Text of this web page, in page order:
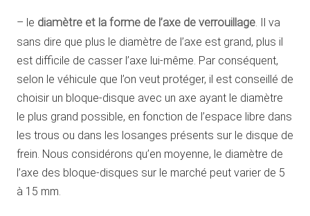
– le diamètre et la forme de l’axe de verrouillage . Il va
sans dire que plus le diamètre de l’axe est grand, plus il
est difficile de casser l’axe lui-même. Par conséquent,
selon le véhicule que l’on veut protéger, il est conseillé de
choisir un bloque-disque avec un axe ayant le diamètre
le plus grand possible, en fonction de l’espace libre dans
les trous ou dans les losanges présents sur le disque de
frein. Nous considérons qu’en moyenne, le diamètre de
l’axe des bloque-disques sur le marché peut varier de 5
à 15 mm.